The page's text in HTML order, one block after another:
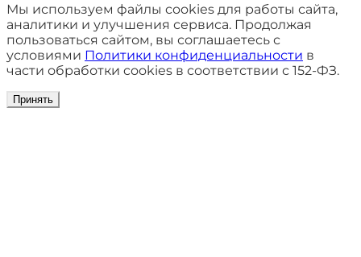
Мы используем файлы cookies для работы сайта,
аналитики и улучшения сервиса. Продолжая
пользоваться сайтом, вы соглашаетесь с
условиями Политики конфиденциальности в
части обработки cookies в соответствии с 152-ФЗ.
Принять